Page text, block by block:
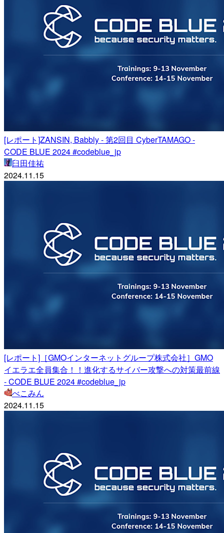
[レポート]ZANSIN, Babbly - 第2回目 CyberTAMAGO -
CODE BLUE 2024 #codeblue_jp
臼田佳祐
2024.11.15
[レポート]［GMOインターネットグループ株式会社］GMO
イエラエ全員集合！！進化するサイバー攻撃への対策最前線
- CODE BLUE 2024 #codeblue_jp
べこみん
2024.11.15